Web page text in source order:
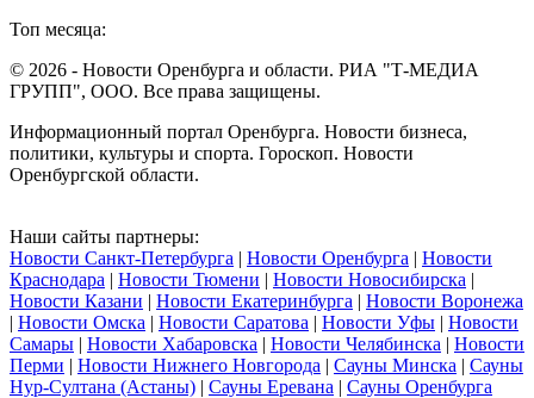
Топ месяца:
© 2026 - Новости Оренбурга и области. РИА "Т-МЕДИА
ГРУПП", ООО. Все права защищены.
Информационный портал Оренбурга. Новости бизнеса,
политики, культуры и спорта. Гороскоп. Новости
Оренбургской области.
Наши сайты партнеры:
Новости Санкт-Петербурга | Новости Оренбурга | Новости
Краснодара | Новости Тюмени | Новости Новосибирска |
Новости Казани | Новости Екатеринбурга | Новости Воронежа
| Новости Омска | Новости Саратова | Новости Уфы | Новости
Самары | Новости Хабаровска | Новости Челябинска | Новости
Перми | Новости Нижнего Новгорода | Сауны Минска | Сауны
Нур-Султана (Астаны) | Сауны Еревана | Сауны Оренбурга